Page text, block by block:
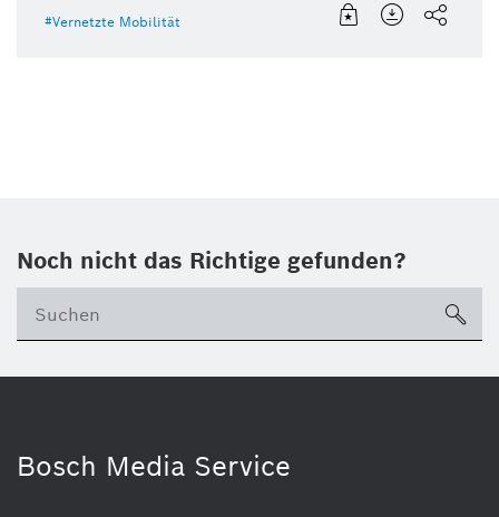
Vernetzte Mobilität
Noch nicht das Richtige gefunden?
Bosch Media Service